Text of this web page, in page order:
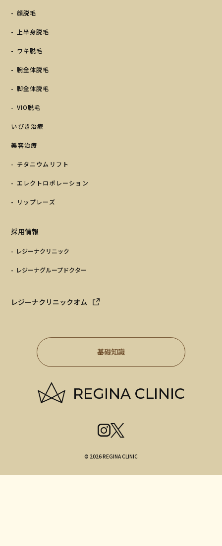
顔脱毛
上半身脱毛
ワキ脱毛
腕全体脱毛
脚全体脱毛
VIO脱毛
いびき治療
美容治療
チタニウムリフト
エレクトロポレーション
リップレーズ
採用情報
レジーナクリニック
レジーナグループドクター
レジーナクリニックオム
基礎知識
© 2026 REGINA CLINIC